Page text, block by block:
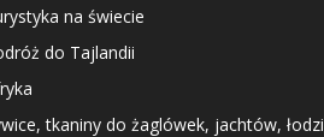
na świecie
do Tajlandii
tkaniny do żaglówek, jachtów, łodzi